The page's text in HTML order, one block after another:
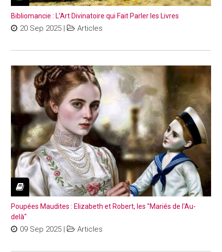
Bibliomancie : L’Art Divinatoire qui Fait Parler les Livres
20 Sep 2025 | Articles
Poupées Maudites : Elizabeth et Robert, les "Mariés de l'Au-
delà"
09 Sep 2025 | Articles